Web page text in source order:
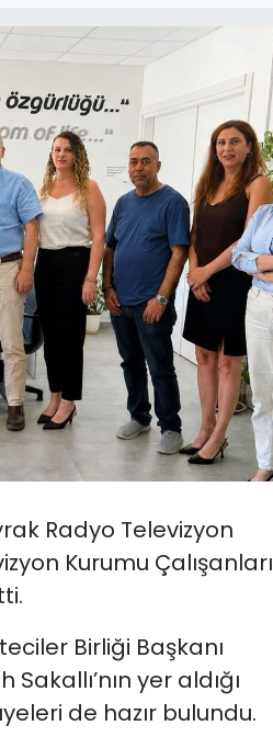
Radyo Televizyon
Kurumu Çalışanları
Birliği Başkanı
yer aldığı
de hazır bulundu.